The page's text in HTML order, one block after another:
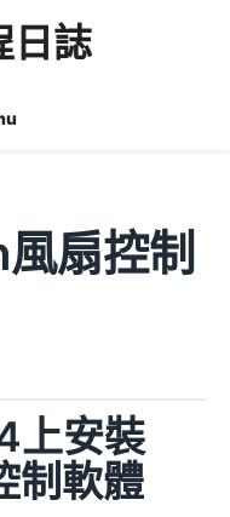
日誌
扇控制
上安裝
制軟體